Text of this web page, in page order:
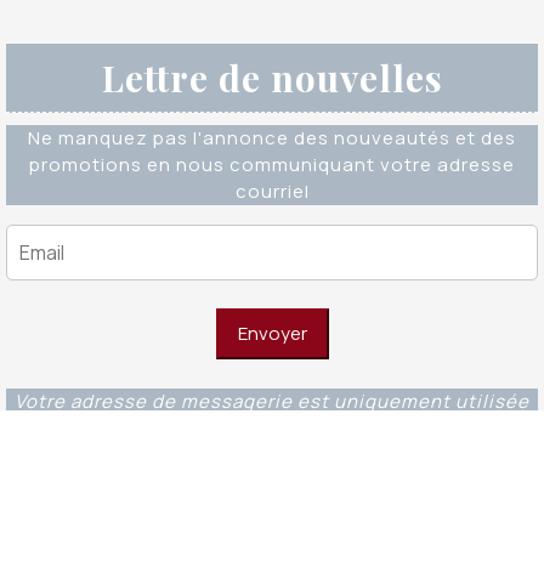
Lettre de nouvelles
Ne manquez pas l'annonce des nouveautés et des
promotions en nous communiquant votre adresse
courriel
Votre adresse de messagerie est uniquement utilisée